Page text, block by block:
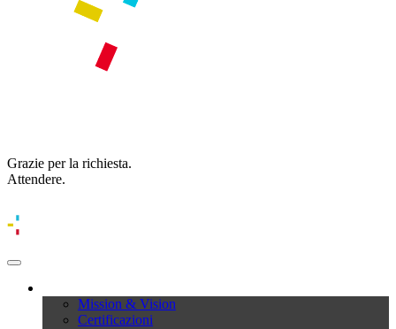
Grazie per la richiesta.
Attendere.
Mission & Vision
Certificazioni